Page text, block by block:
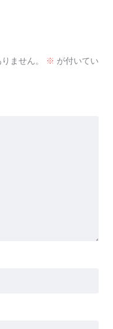
ません。 ※ が付いてい